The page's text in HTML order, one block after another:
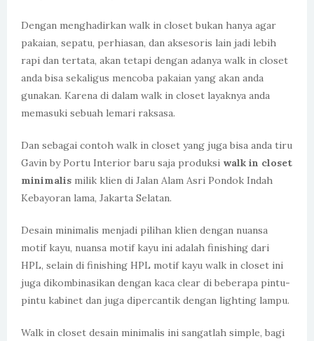
Dengan menghadirkan walk in closet bukan hanya agar
pakaian, sepatu, perhiasan, dan aksesoris lain jadi lebih
rapi dan tertata, akan tetapi dengan adanya walk in closet
anda bisa sekaligus mencoba pakaian yang akan anda
gunakan. Karena di dalam walk in closet layaknya anda
memasuki sebuah lemari raksasa.
Dan sebagai contoh walk in closet yang juga bisa anda tiru
Gavin by Portu Interior baru saja produksi walk in closet
minimalis milik klien di Jalan Alam Asri Pondok Indah
Kebayoran lama, Jakarta Selatan.
Desain minimalis menjadi pilihan klien dengan nuansa
motif kayu, nuansa motif kayu ini adalah finishing dari
HPL, selain di finishing HPL motif kayu walk in closet ini
juga dikombinasikan dengan kaca clear di beberapa pintu-
pintu kabinet dan juga dipercantik dengan lighting lampu.
Walk in closet desain minimalis ini sangatlah simple, bagi